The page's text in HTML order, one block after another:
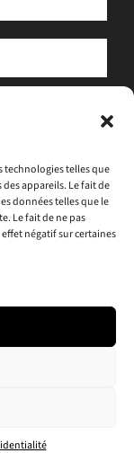
technologies telles que
appareils. Le fait de
données telles que le
Le fait de ne pas
négatif sur certaines
vous envoyer
d'ATLAS.
de Cookies (UE)